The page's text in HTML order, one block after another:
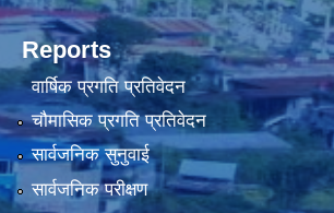
Reports
वार्षिक प्रगति प्रतिवेदन
चौमासिक प्रगति प्रतिवेदन
सार्वजनिक सुनुवाई
सार्वजनिक परीक्षण